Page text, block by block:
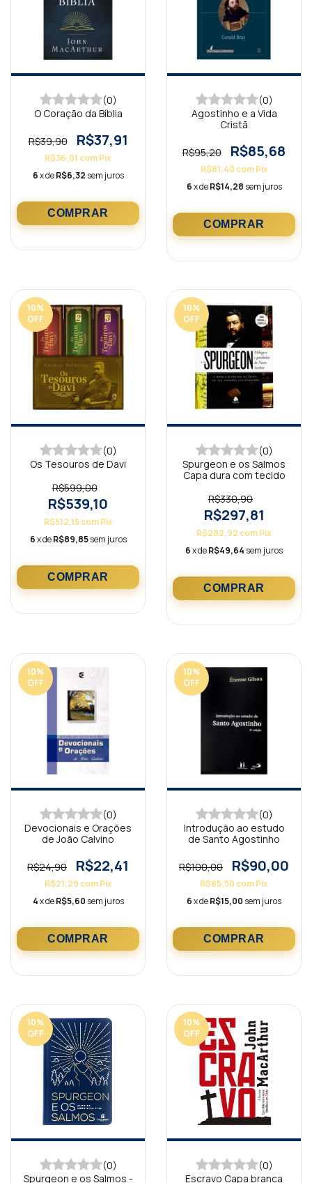
(0)
O Coração da Bíblia
R$39,90 R$37,91
R$36,01 comPix
6x deR$6,32 sem juros
(0)
Agostinho e a Vida
Cristã
R$95,20 R$85,68
R$81,40 com Pix
6x deR$14,28 sem juros
10%
OFF
(0)
Os Tesouros de Davi
R$599,00
R$539,10
R$512,15com Pix
6x deR$89,85 sem juros
10%
OFF
(0)
Spurgeon e os Salmos
Capa dura com tecido
R$330,90
R$297,81
R$282,92 comPix
6x deR$49,64 sem juros
10%
OFF
(0)
Devocionais e Orações
de João Calvino
R$24,90 R$22,41
R$21,29 com Pix
4x deR$5,60 sem juros
10%
OFF
(0)
Introdução ao estudo
de Santo Agostinho
R$100,00 R$90,00
R$85,50 comPix
6x deR$15,00 sem juros
10%
OFF
(0)
Spurgeon e os Salmos -
10%
OFF
(0)
Escravo Capa branca